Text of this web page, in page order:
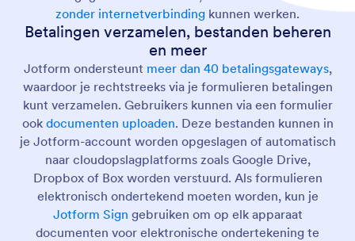
zonder internetverbinding kunnen werken.
Betalingen verzamelen, bestanden beheren
en meer
Jotform ondersteunt meer dan 40 betalingsgateways,
waardoor je rechtstreeks via je formulieren betalingen
kunt verzamelen. Gebruikers kunnen via een formulier
ook documenten uploaden. Deze bestanden kunnen in
je Jotform-account worden opgeslagen of automatisch
naar cloudopslagplatforms zoals Google Drive,
Dropbox of Box worden verstuurd. Als formulieren
elektronisch ondertekend moeten worden, kun je
Jotform Sign gebruiken om op elk apparaat
documenten voor elektronische ondertekening te